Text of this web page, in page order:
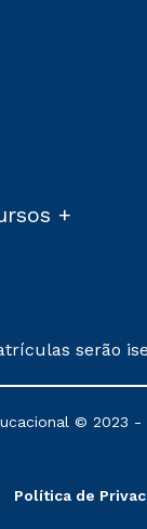
+
serão
Descontos
© 2023
Política de